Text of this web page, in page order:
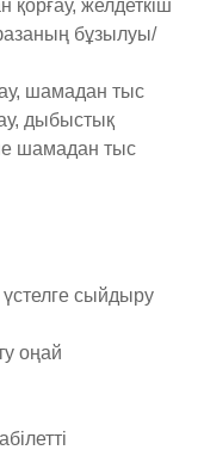
желдеткіш
бұзылуы/
шамадан тыс
дыбыстық
шамадан тыс
сыйдыру
оңай